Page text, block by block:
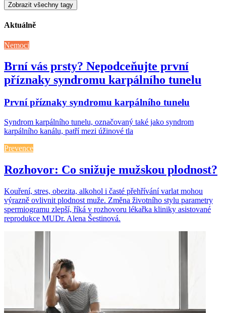
Zobrazit všechny tagy
Aktuálně
Nemoci
Brní vás prsty? Nepodceňujte první
příznaky syndromu karpálního tunelu
První příznaky syndromu karpálního tunelu
Syndrom karpálního tunelu, označovaný také jako syndrom
karpálního kanálu, patří mezi úžinové tla
Prevence
Rozhovor: Co snižuje mužskou plodnost?
Kouření, stres, obezita, alkohol i časté přehřívání varlat mohou
výrazně ovlivnit plodnost muže. Změna životního stylu parametry
spermiogramu zlepší, říká v rozhovoru lékařka kliniky asistované
reprodukce MUDr. Alena Šestinová.